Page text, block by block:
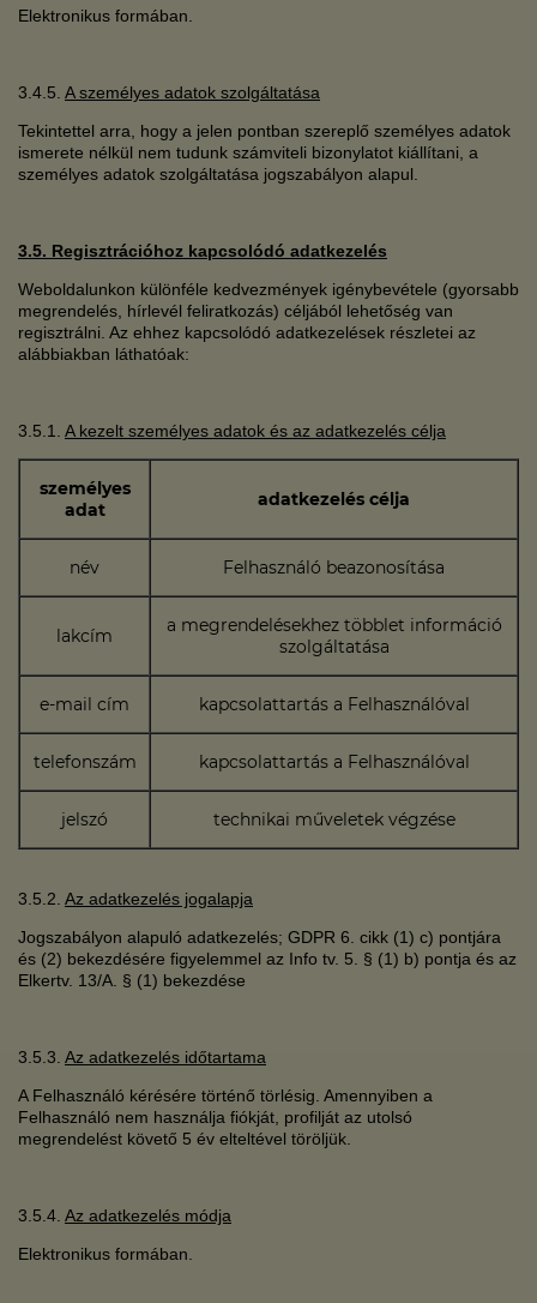
Elektronikus formában.
3.4.5. A személyes adatok szolgáltatása
Tekintettel arra, hogy a jelen pontban szereplő személyes adatok
ismerete nélkül nem tudunk számviteli bizonylatot kiállítani, a
személyes adatok szolgáltatása jogszabályon alapul.
3.5. Regisztrációhoz kapcsolódó adatkezelés
Weboldalunkon különféle kedvezmények igénybevétele (gyorsabb
megrendelés, hírlevél feliratkozás) céljából lehetőség van
regisztrálni. Az ehhez kapcsolódó adatkezelések részletei az
alábbiakban láthatóak:
3.5.1. A kezelt személyes adatok és az adatkezelés célja
személyes
adat
adatkezelés célja
név Felhasználó beazonosítása
lakcím
a megrendelésekhez többlet információ
szolgáltatása
e-mail cím kapcsolattartás a Felhasználóval
telefonszám kapcsolattartás a Felhasználóval
jelszó technikai műveletek végzése
3.5.2. Az adatkezelés jogalapja
Jogszabályon alapuló adatkezelés; GDPR 6. cikk (1) c) pontjára
és (2) bekezdésére figyelemmel az Info tv. 5. § (1) b) pontja és az
Elkertv. 13/A. § (1) bekezdése
3.5.3. Az adatkezelés időtartama
A Felhasználó kérésére történő törlésig. Amennyiben a
Felhasználó nem használja fiókját, profilját az utolsó
megrendelést követő 5 év elteltével töröljük.
3.5.4. Az adatkezelés módja
Elektronikus formában.